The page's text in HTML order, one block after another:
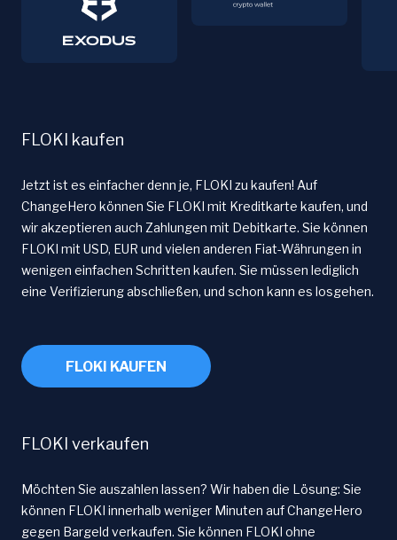
FLOKI kaufen
Jetzt ist es einfacher denn je, FLOKI zu kaufen! Auf
ChangeHero können Sie FLOKI mit Kreditkarte kaufen, und
wir akzeptieren auch Zahlungen mit Debitkarte. Sie können
FLOKI mit USD, EUR und vielen anderen Fiat-Währungen in
wenigen einfachen Schritten kaufen. Sie müssen lediglich
eine Verifizierung abschließen, und schon kann es losgehen.
FLOKI KAUFEN
FLOKI verkaufen
Möchten Sie auszahlen lassen? Wir haben die Lösung: Sie
können FLOKI innerhalb weniger Minuten auf ChangeHero
gegen Bargeld verkaufen. Sie können FLOKI ohne